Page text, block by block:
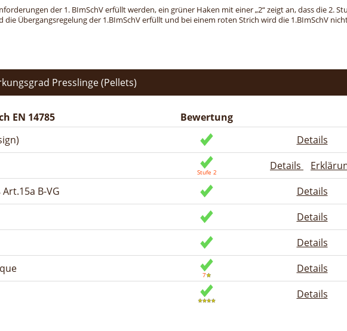
der 1. BImSchV erfüllt werden, ein grüner Haken mit einer „2“ zeigt an, dass die 2.
die Übergangsregelung der 1.BImSchV erfüllt und bei einem roten Strich wird die 1.BImSchV
Presslinge (Pellets)
EN 14785
Bewertung
Details
Details
B-VG
Details
Details
Details
Details
Details